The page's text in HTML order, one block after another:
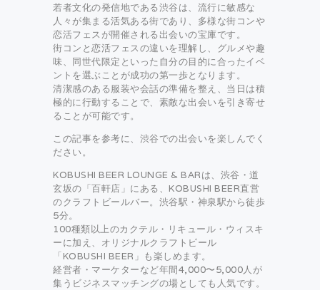
若者文化の発信地である渋谷は、流行に敏感な
人々が集まる活気ある街であり、多様な街コンや
恋活フェスが開催される出会いの宝庫です。
街コンと恋活フェスの違いを理解し、グルメや趣
味、同世代限定といった自分の目的に合ったイベ
ントを選ぶことが成功の第一歩となります。
清潔感のある服装や会話の準備を整え、当日は積
極的に行動することで、素敵な出会いを引き寄せ
ることが可能です。
この記事を参考に、渋谷での出会いを楽しんでく
ださい。
KOBUSHI BEER LOUNGE & BARは、渋谷・道
玄坂の「百軒店」にある、KOBUSHI BEER直営
のクラフトビールバー。渋谷駅・神泉駅から徒歩
5分。
100種類以上のカクテル・リキュール・ウィスキ
ーに加え、オリジナルクラフトビール
「KOBUSHI BEER」も楽しめます。
経営者・マーケターなど年間4,000〜5,000人が
集うビジネスマッチングの場としても人気です。